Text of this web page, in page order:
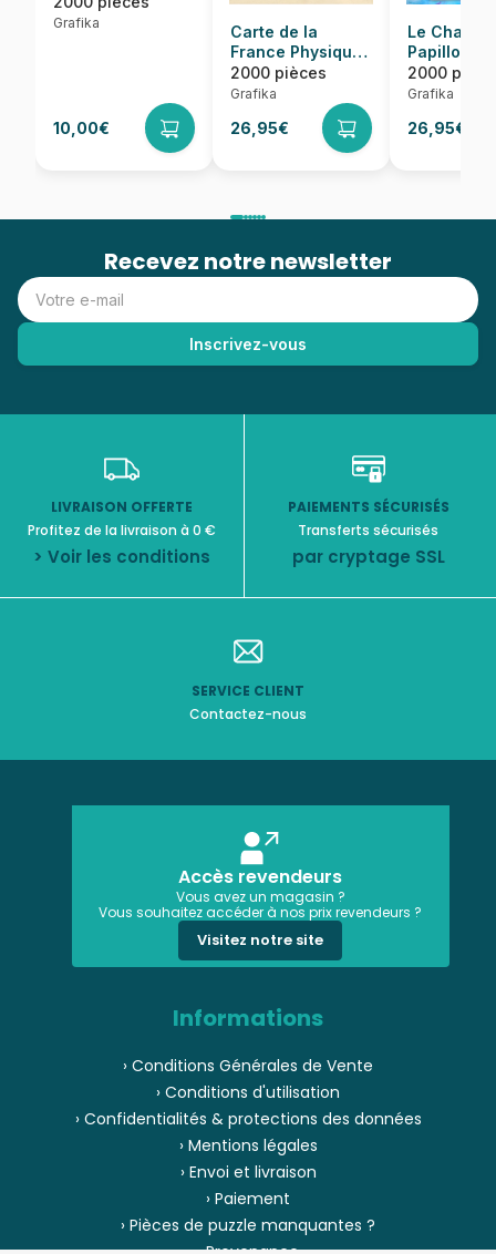
Grafika
10,00€
Carte de la
France Physique
- Larousse, 1925
2000 pièces
Grafika
26,95€
Le Chat et
Papillons
2000
Grafika
26,95€
Recevez notre newsletter
LIVRAISON OFFERTE
Profitez de la livraison à 0 €
> Voir les conditions
PAIEMENTS SÉCURISÉS
Transferts sécurisés
par cryptage SSL
SERVICE CLIENT
Contactez-nous
Accès revendeurs
Vous avez un magasin ?
Vous souhaitez accéder à nos prix revendeurs ?
Visitez notre site
Informations
› Conditions Générales de Vente
› Conditions d'utilisation
› Confidentialités & protections des données
› Mentions légales
› Envoi et livraison
› Paiement
› Pièces de puzzle manquantes ?